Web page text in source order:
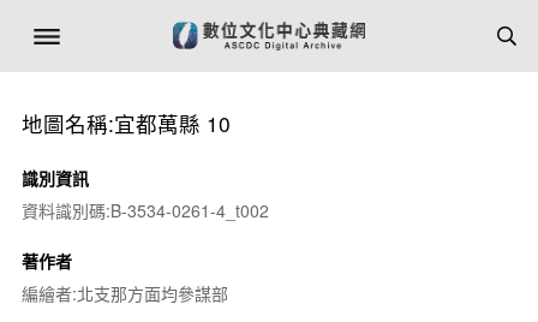
地圖名稱:宜都萬縣 10
識別資訊
資料識別碼:B-3534-0261-4_t002
著作者
編繪者:北支那方面均參謀部